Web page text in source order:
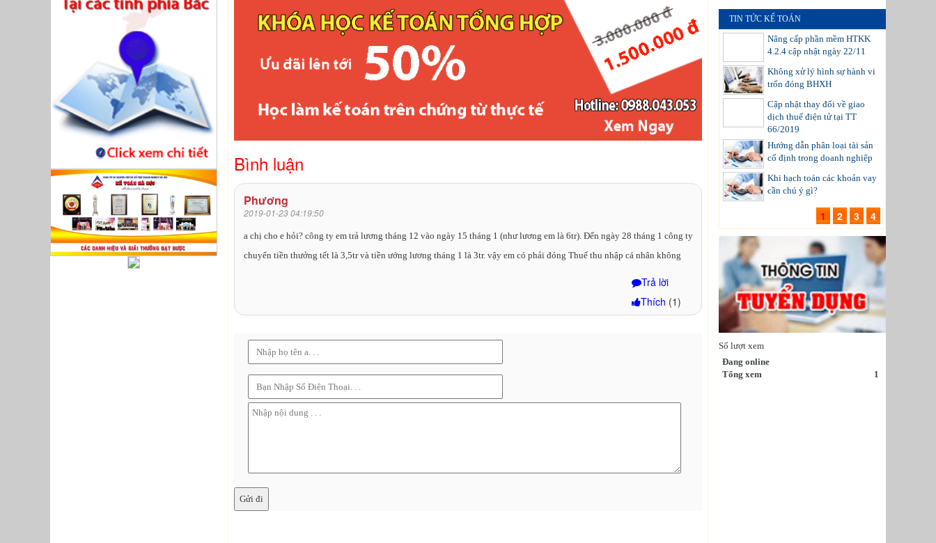
Bình luận
Phương
2019-01-23 04:19:50
a chị cho e hỏi? công ty em trả lương tháng 12 vào ngày 15 tháng 1 (như lương em là 6tr). Đến ngày 28 tháng 1 công ty
chuyển tiền thưởng tết là 3,5tr và tiền ướng lương tháng 1 là 3tr. vậy em có phải đóng Thuế thu nhập cá nhân không
Trả lời
Thích (1)
TIN TỨC KẾ TOÁN
Nâng cấp phần mềm HTKK
4.2.4 cập nhật ngày 22/11
Không xử lý hình sự hành vi
trốn đóng BHXH
Cập nhật thay đổi về giao
dịch thuế điện tử tại TT
66/2019
Hướng dẫn phân loại tài sản
cố định trong doanh nghiệp
Khi hạch toán các khoản vay
cần chú ý gì?
1 2 3 4
Số lượt xem
Đang online
Tổng xem
1